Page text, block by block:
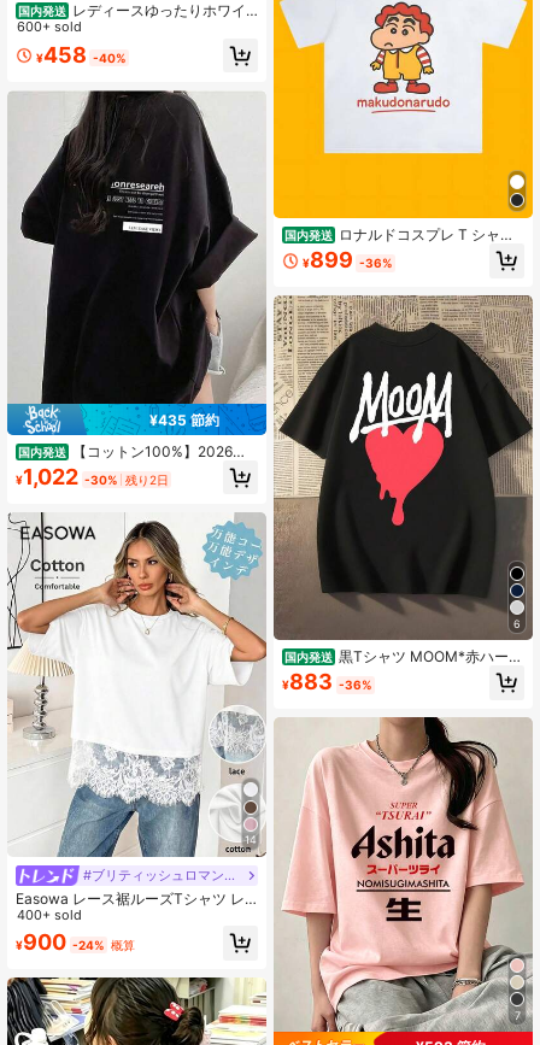
国内発送 レディースゆったりホワイ
トプリントTシャツ-半袖、ゆったり
タイプ、機械洗浄、愛の形の文字パ
ターンデザイン
600+ sold
¥458 -40%
¥435 節約
国内発送
【コットン100%】2026夏
おすすめ新作できますレイヤード ロ
ゴtシャツ夏服レディース ファッショ
200グラム綿キャラクタープリント
ゆったり白トップスy2kレディース
トップス 春服 トップス
¥1,022 -30% 残り2日
14
#ブリティッシュロマンチック
Easowa レース裾ルーズTシャツ レ
ディース 半袖 ラウンドネック ブラ
ック 夏 コットントップス レースブ
ラウス レディース 最新トップス レ
ツ 最新トップス 新着 レース裾トッ
プ
400+ sold
¥900 -24% 概算
国内発送 ロナルドコスプレ T シャツ
――おもしろファストフードプリン
ト半袖 T シャツ ユニセックス 夏用
ク トップス ゆったりカジュアル カ
ップルコーデ パロディ クリエイティ
ブ
¥899 -36%
6
国内発送 黒Tシャツ MOOM*赤ハート
滴りプリント 新聞風ヴィンテージ S
TAY YOUNG ユニセックス半袖カジ
¥883 -36%
7